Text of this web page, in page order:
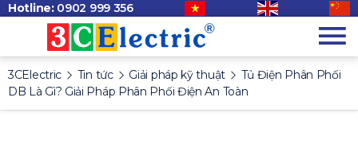
Hotline: 0902 999 356
3CElectric Tin tức Giải pháp kỹ thuật
Tủ Điện Phân Phối
DB Là Gì? Giải Pháp Phân Phối Điện An Toàn